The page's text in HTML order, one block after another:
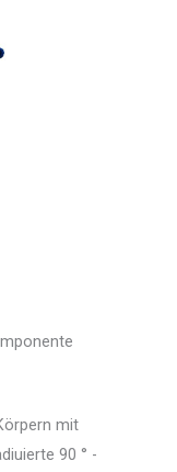
mit
90 ° -